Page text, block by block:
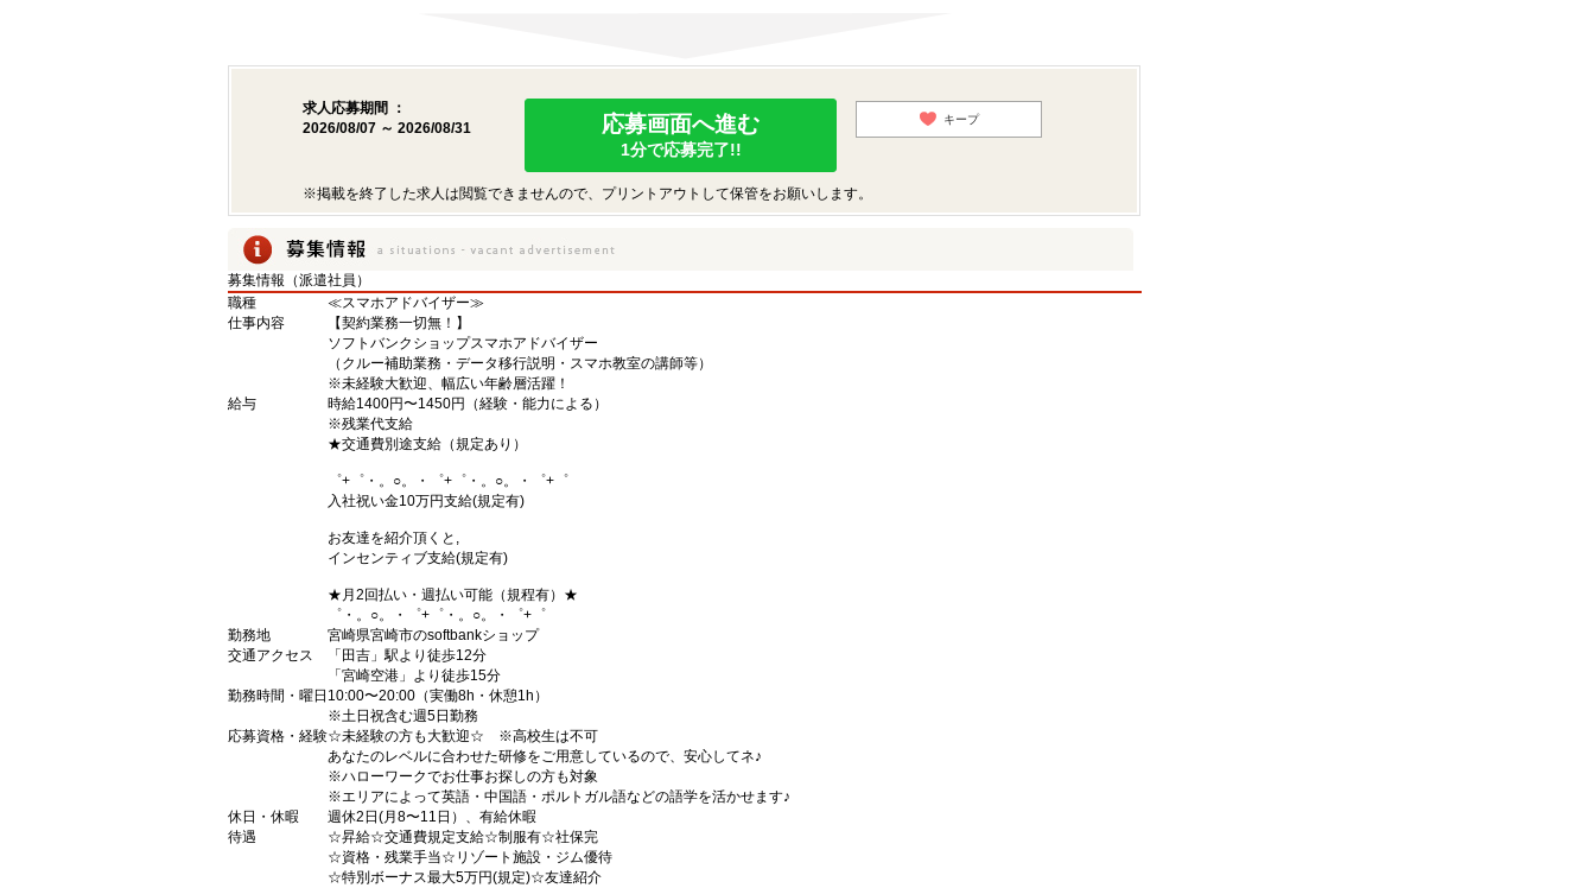
求人応募期間 ：
2026/08/07 ～ 2026/08/31
応募画面へ進む
1分で応募完了!!
キープ
※掲載を終了した求人は閲覧できませんので、プリントアウトして保管をお願いします。
募集情報（派遣社員）
職種
≪スマホアドバイザー≫
仕事内容
【契約業務一切無！】
ソフトバンクショップスマホアドバイザー
（クルー補助業務・データ移行説明・スマホ教室の講師等）
※未経験大歓迎、幅広い年齢層活躍！
給与
時給1400円〜1450円（経験・能力による）
※残業代支給
★交通費別途支給（規定あり）
゜+゜・。○。・゜+゜・。○。・゜+゜
入社祝い金10万円支給(規定有)
お友達を紹介頂くと,
インセンティブ支給(規定有)
★月2回払い・週払い可能（規程有）★
゜・。○。・゜+゜・。○。・゜+゜
勤務地
宮崎県宮崎市のsoftbankショップ
交通アクセス
「田吉」駅より徒歩12分
「宮崎空港」より徒歩15分
勤務時間・曜日 10:00〜20:00（実働8h・休憩1h）
※土日祝含む週5日勤務
応募資格・経験☆未経験の方も大歓迎☆ ※高校生は不可
あなたのレベルに合わせた研修をご用意しているので、安心してネ♪
※ハローワークでお仕事お探しの方も対象
※エリアによって英語・中国語・ポルトガル語などの語学を活かせます♪
休日・休暇
週休2日(月8〜11日）、有給休暇
待遇
☆昇給☆交通費規定支給☆制服有☆社保完
☆資格・残業手当☆リゾート施設・ジム優待
☆特別ボーナス最大5万円(規定)☆友達紹介